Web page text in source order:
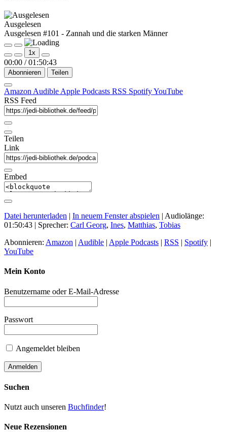
Ausgelesen
Ausgelesen #101 - Zannah und die starken Männer
Play
Episode
Pause
Episode
1x
00:00 / 01:50:43
Abonnieren Teilen
Amazon Audible Apple Podcasts RSS SpotifyYouTube
RSS Feed
Teilen
Link
Embed
Datei herunterladen | In neuem Fenster abspielen | Audiolänge:
01:50:43 | Sprecher: Carl Georg, Ines, Matthias, Tobias
Abonnieren: Amazon | Audible | Apple Podcasts | RSS | Spotify |
YouTube
Mein Konto
Benutzername oder E-Mail-Adresse
Passwort
Angemeldet bleiben
Suchen
Nutzt auch unseren Buchfinder!
Neue Rezensionen